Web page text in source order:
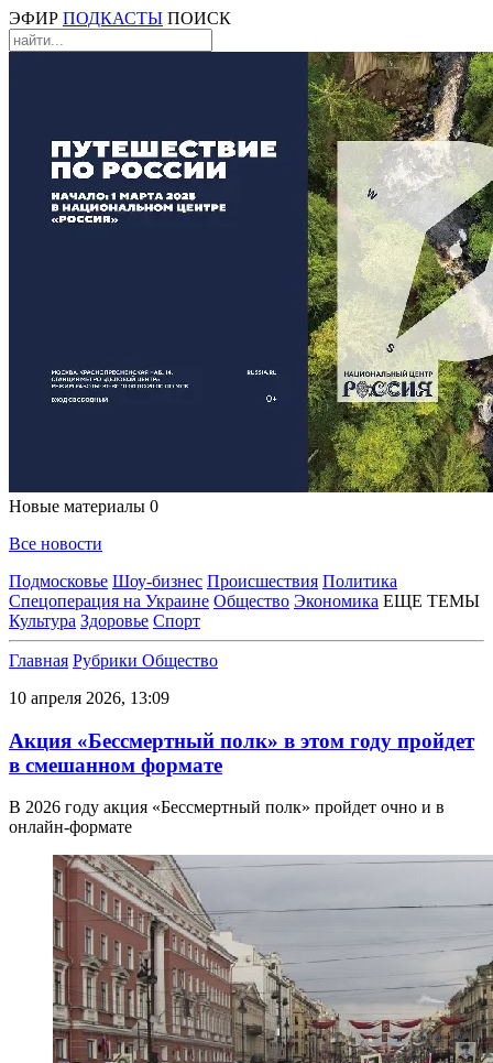
ЭФИР ПОДКАСТЫ ПОИСК
Новые материалы 0
Все новости
Подмосковье Шоу-бизнес Происшествия Политика
Спецоперация на Украине Общество Экономика ЕЩЕ ТЕМЫ
Культура Здоровье Спорт
Главная Рубрики Общество
10 апреля 2026, 13:09
Акция «Бессмертный полк» в этом году пройдет
в смешанном формате
В 2026 году акция «Бессмертный полк» пройдет очно и в
онлайн-формате